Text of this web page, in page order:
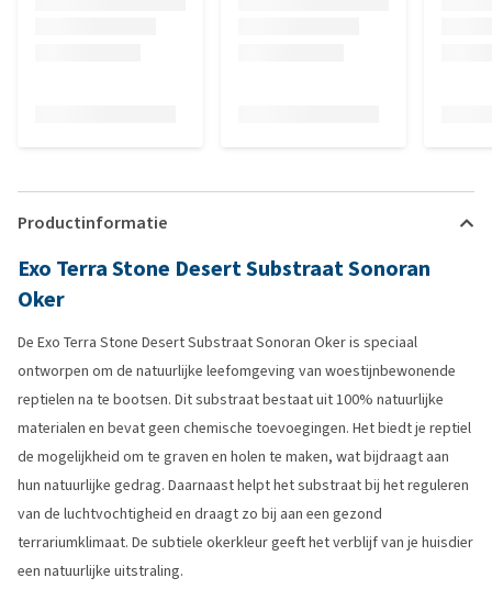
Productinformatie
Exo Terra Stone Desert Substraat Sonoran
Oker
De Exo Terra Stone Desert Substraat Sonoran Oker is speciaal
ontworpen om de natuurlijke leefomgeving van woestijnbewonende
reptielen na te bootsen. Dit substraat bestaat uit 100% natuurlijke
materialen en bevat geen chemische toevoegingen. Het biedt je reptiel
de mogelijkheid om te graven en holen te maken, wat bijdraagt aan
hun natuurlijke gedrag. Daarnaast helpt het substraat bij het reguleren
van de luchtvochtigheid en draagt zo bij aan een gezond
terrariumklimaat. De subtiele okerkleur geeft het verblijf van je huisdier
een natuurlijke uitstraling.